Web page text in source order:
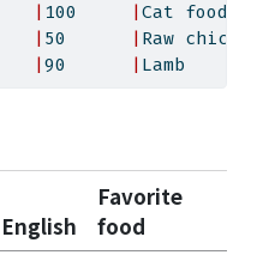
100
Cat
50
Raw
90
English
Favorite
food